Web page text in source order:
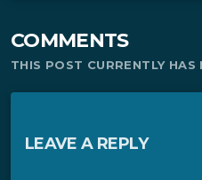
COMMENTS
THIS POST CURRENTLY HAS
LEAVE A REPLY